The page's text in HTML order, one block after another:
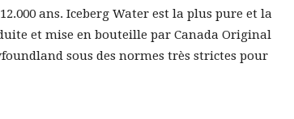
ans. Iceberg Water est la plus pure et la
et mise en bouteille par Canada Original
sous des normes très strictes pour